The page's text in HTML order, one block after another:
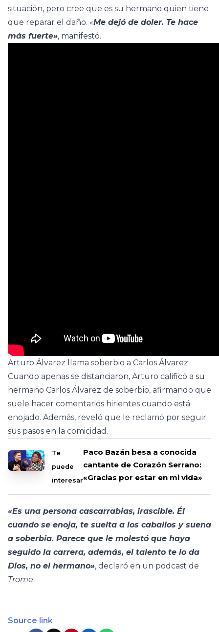
situación, pero cree que es su hermano quien tiene
que reparar el daño. «Me dejó de doler. Te hace
más fuerte», manifestó.
Arturo Álvarez llama soberbio a Carlos Álvarez
Cuando apenas se distanciaron, Arturo calificó a su
hermano Carlos Álvarez de soberbio, afirmando que
suele hacer comentarios hirientes cuando está
enojado. Además, reveló que le reclamó por seguir
sus pasos en la comicidad.
Te
puede
interesar
Paco Bazán besa a conocida
cantante de Corazón Serrano:
«Gracias por estar en mi vida»
«Es una persona cascarrabias, irascible. Él
cuando se enoja, te suelta a los caballos y suena
a soberbia. Parece que le molestó que haya
seguido la carrera, además, el talento te lo da
Dios, no el hermano», declaró en un podcast de
Trome.
Source link